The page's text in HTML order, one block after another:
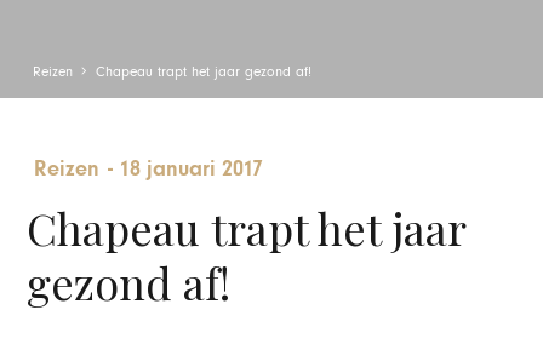
Reizen Chapeau trapt het jaar gezond af!
Reizen - 18 januari 2017
Chapeau trapt het jaar
gezond af!